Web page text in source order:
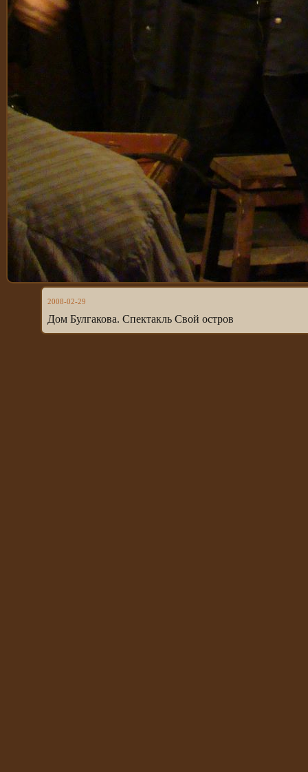
2008-02-29
Дом Булгакова. Спектакль Свой остров